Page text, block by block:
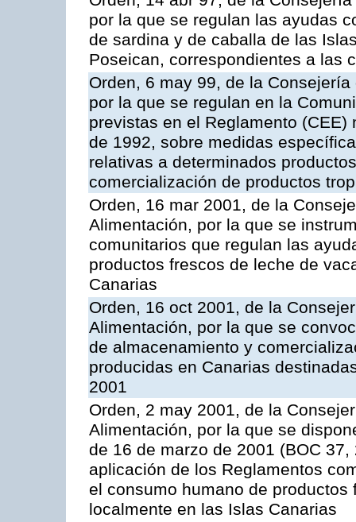
por la que se regulan las ayudas
de sardina y de caballa de las
Poseican, correspondientes a las
Orden, 6 may 99, de la
por la que se regulan en la
previstas en el Reglamento
de 1992, sobre medidas
relativas a determinados
comercialización de productos
Orden, 16 mar 2001, de la
Alimentación, por la que se
comunitarios que regulan las
productos frescos de leche de
Canarias
Orden, 16 oct 2001, de la
Alimentación, por la que se
de almacenamiento y
producidas en Canarias
2001
Orden, 2 may 2001, de la
Alimentación, por la que se
de 16 de marzo de 2001 (BOC
aplicación de los Reglamentos
el consumo humano de
localmente en las Islas Canarias